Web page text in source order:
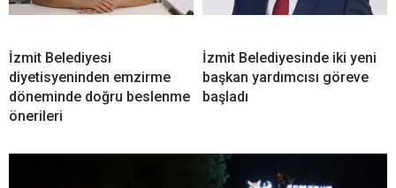
İzmit Belediyesi
diyetisyeninden emzirme
döneminde doğru beslenme
önerileri
İzmit Belediyesinde iki yeni
başkan yardımcısı göreve
başladı